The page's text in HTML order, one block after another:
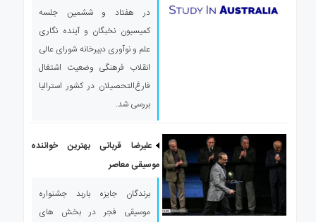
در هفتاد و ششمین جلسه
کمیسیون نخبگان و آینده نگاری
علم و نوآوری دبیرخانه شورای عالی
انقلاب فرهنگی وضعیت اشتغال
فارغ‌التحصیلان در کشور استرالیا
بررسی شد.
علیرضا قربانی بهترین خواننده
موسیقی معاصر
برندگان جایزه باربد جشنواره
موسیقی فجر در بخش های